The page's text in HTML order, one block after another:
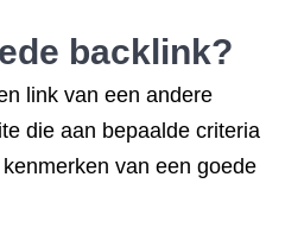
backlink?
link van een andere
die aan bepaalde criteria
van een goede